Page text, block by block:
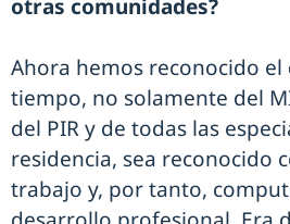
otras comunidades?
Ahora hemos reconocido el
tiempo, no solamente del
del PIR y de todas las
residencia, sea reconocido
trabajo y, por tanto,